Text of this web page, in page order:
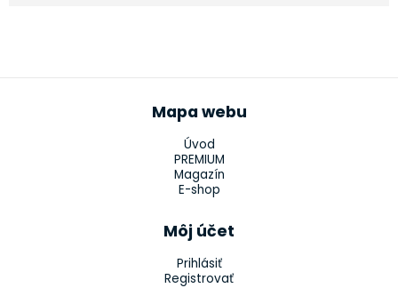
Mapa webu
Úvod
PREMIUM
Magazín
E-shop
Môj účet
Prihlásiť
Registrovať